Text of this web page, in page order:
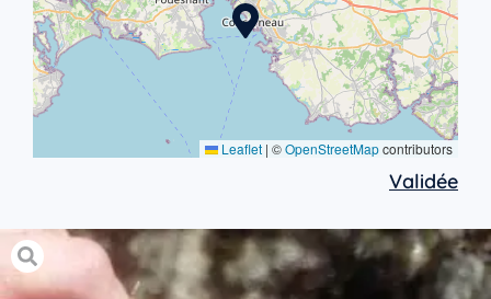
Leaflet | ©OpenStreetMapcontributors
Validée